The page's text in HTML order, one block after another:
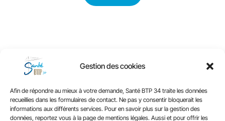
Gestion des cookies
Afin de répondre au mieux à votre demande, Santé BTP 34 traite les données
recueillies dans les formulaires de contact. Ne pas y consentir bloquerait les
informations aux différents services. Pour en savoir plus sur la gestion des
données, reportez vous à la page de mentions légales. Aussi et pour offrir les